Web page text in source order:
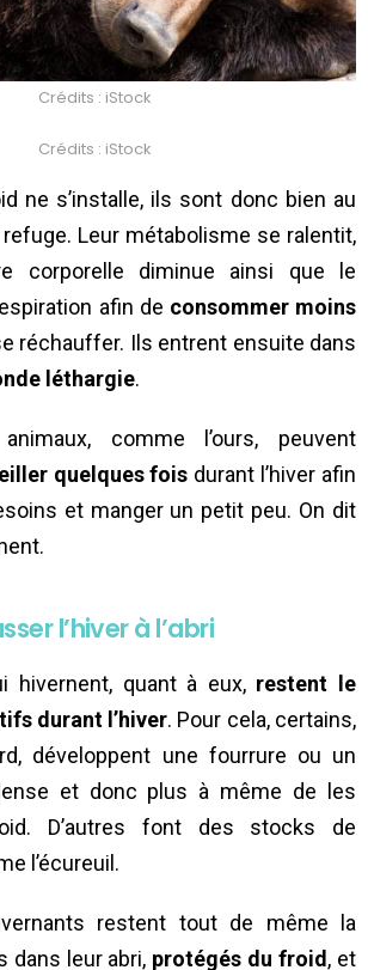
Crédits : iStock
Crédits : iStock
ne s’installe, ils sont donc bien au
Leur métabolisme se ralentit,
corporelle diminue ainsi que le
afin de consommer moins
réchauffer. Ils entrent ensuite dans
léthargie.
comme l’ours, peuvent
quelques fois durant l’hiver afin
et manger un petit peu. On dit
l’hiver à l’abri
hivernent, quant à eux,restent le
durant l’hiver. Pour cela, certains,
développent une fourrure ou un
et donc plus à même de les
D’autres font des stocks de
l’écureuil.
restent tout de même la
dans leur abri, protégés du froid, et